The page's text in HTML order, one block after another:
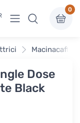
Visualizza menu
0
Macinacaffè
Dose
Black